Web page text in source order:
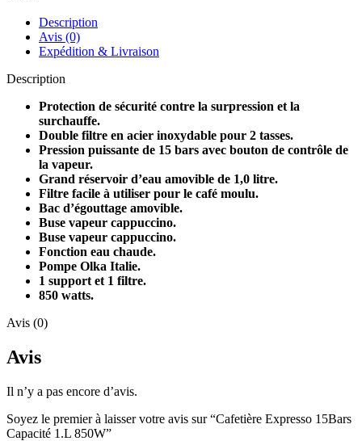
Description
Avis (0)
Expédition & Livraison
Description
Protection de sécurité contre la surpression et la
surchauffe.
Double filtre en acier inoxydable pour 2 tasses.
Pression puissante de 15 bars avec bouton de contrôle de
la vapeur.
Grand réservoir d’eau amovible de 1,0 litre.
Filtre facile à utiliser pour le café moulu.
Bac d’égouttage amovible.
Buse vapeur cappuccino.
Buse vapeur cappuccino.
Fonction eau chaude.
Pompe Olka Italie.
1 support et 1 filtre.
850 watts.
Avis (0)
Avis
Il n’y a pas encore d’avis.
Soyez le premier à laisser votre avis sur “Cafetière Expresso 15Bars
Capacité 1.L 850W”